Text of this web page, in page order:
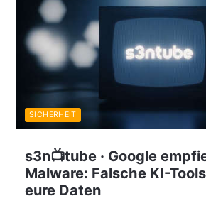
s3n📺tube · Google
Malware: Falsche KI-
eure Daten
SICHERHEIT